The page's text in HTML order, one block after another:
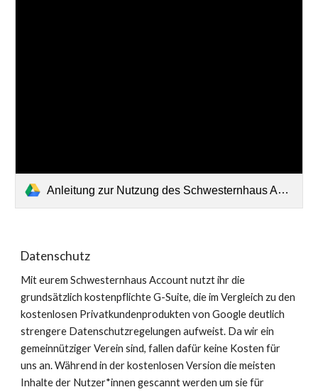
Anleitung zur Nutzung des Schwesternhaus Accounts.pdf
Datenschutz
Mit eurem Schwesternhaus Account nutzt ihr die
grundsätzlich kostenpflichte G-Suite, die im Vergleich zu den
kostenlosen Privatkundenprodukten von Google deutlich
strengere Datenschutzregelungen aufweist. Da wir ein
gemeinnütziger Verein sind, fallen dafür keine Kosten für
uns an. Während in der kostenlosen Version die meisten
Inhalte der Nutzer*innen gescannt werden um sie für